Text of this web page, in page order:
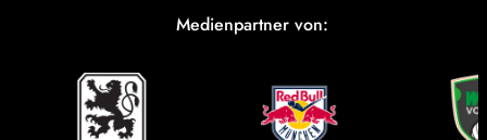
Medienpartner von: